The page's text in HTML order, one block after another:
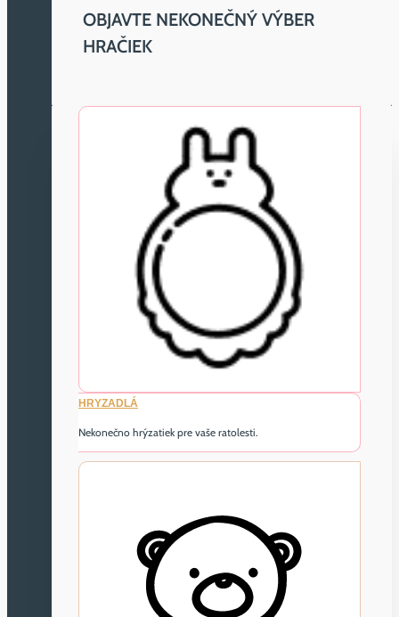
OBJAVTE NEKONEČNÝ VÝBER
HRAČIEK
HRYZADLÁ
Nekonečno hrýzatiek pre vaše ratolesti.